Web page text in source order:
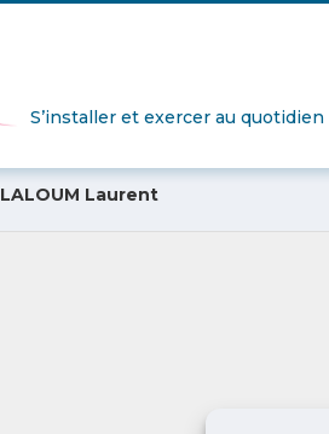
S’installer et exercer au quotidien
LALOUM Laurent